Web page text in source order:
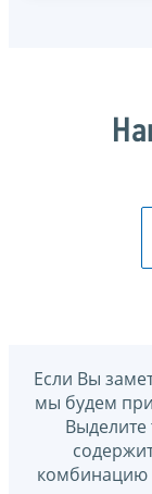
Если Вы
мы будем
комбинацию